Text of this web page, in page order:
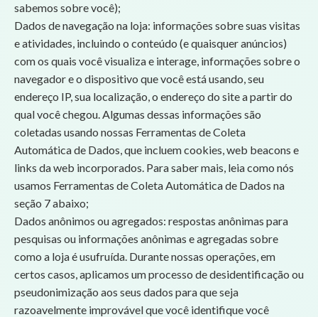
sabemos sobre você);
Dados de navegação na loja: informações sobre suas visitas
e atividades, incluindo o conteúdo (e quaisquer anúncios)
com os quais você visualiza e interage, informações sobre o
navegador e o dispositivo que você está usando, seu
endereço IP, sua localização, o endereço do site a partir do
qual você chegou. Algumas dessas informações são
coletadas usando nossas Ferramentas de Coleta
Automática de Dados, que incluem cookies, web beacons e
links da web incorporados. Para saber mais, leia como nós
usamos Ferramentas de Coleta Automática de Dados na
seção 7 abaixo;
Dados anônimos ou agregados: respostas anônimas para
pesquisas ou informações anônimas e agregadas sobre
como a loja é usufruída. Durante nossas operações, em
certos casos, aplicamos um processo de desidentificação ou
pseudonimização aos seus dados para que seja
razoavelmente improvável que você identifique você